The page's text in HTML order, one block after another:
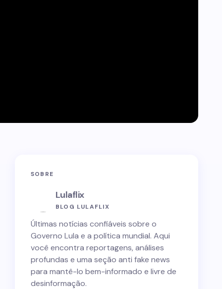
SOBRE
Lulaflix
BLOG LULAFLIX
Últimas notícias confiáveis sobre o
Governo Lula e a política mundial. Aqui
você encontra reportagens, análises
profundas e uma seção anti fake news
para mantê-lo bem-informado e livre de
desinformação.